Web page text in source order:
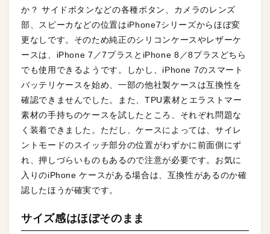
か？ サイドボタンなどの各種ボタン、カメラのレンズ
部、スピーカなどの位置はiPhone7シリーズからほぼ変
更なしです。そのため純正のシリコンケースやレザーケ
ースは、iPhone 7／7プラスとiPhone 8／8プラスどちら
でも使用できるようです。しかし、iPhone 7のスマート
バッテリケースを始め、一部の他社製ケースは互換性を
確認できませんでした。また、TPU素材とエラストマー
素材の手持ちのケースを試したところ、それぞれ問題な
く装着できました。ただし、ケースによっては、サイレ
ントモードのスイッチ部分の位置がわずかに前面側にず
れ、押しづらいものもあるので注意が必要です。お気に
入りのiPhone ケースがある場合は、互換性があるのか確
認したほうが確実です。
サイズ感はほぼそのまま